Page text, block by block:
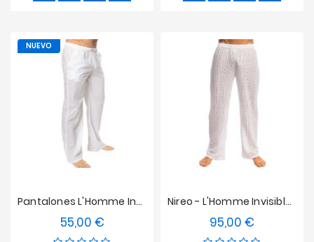
Pantalones L'Homme Invisible - Blanco Liso
55,00 €Precio
NUEVO
Nireo - L'Homme Invisible Pantalones
95,00 €